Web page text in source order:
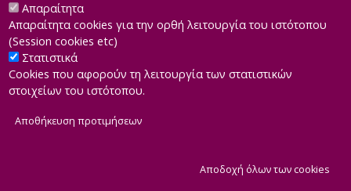
Developed byINTEROPTICS
Απαραίτητα
Απαραίτητα cookies για την ορθή λειτουργία του ιστότοπου
(Session cookies etc)
Στατιστικά
Cookies που αφορούν τη λειτουργία των στατιστικών
στοιχείων του ιστότοπου.
Αποθήκευση προτιμήσεων
Αποδοχή όλων των cookies